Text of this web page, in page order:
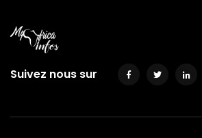
Suivez nous sur